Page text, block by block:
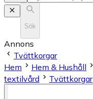
Sök
Annons
Tvättkorgar
Hem
Hem & Hushåll
textilvård
Tvättkorgar